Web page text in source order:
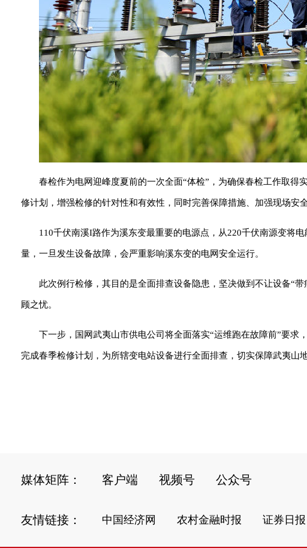
春检作为电网迎峰度夏前的一次全面“体检”，为确保春检工作取
修计划，增强检修的针对性和有效性，同时完善保障措施、加强现场安
110千伏南溪I路作为溪东变最重要的电源点，从220千伏南源变将
量，一旦发生设备故障，会严重影响溪东变的电网安全运行。
此次例行检修，其目的是全面排查设备隐患，坚决做到不让设备“
顾之忧。
下一步，国网武夷山市供电公司将全面落实“运维跑在故障前”要
完成春季检修计划，为所辖变电站设备进行全面排查，切实保障武夷山
媒体矩阵： 客户端 视频号 公众号
友情链接： 中国经济网 农村金融时报 证券日报